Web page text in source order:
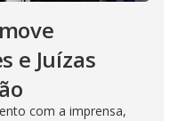
e Juízas
com a imprensa,